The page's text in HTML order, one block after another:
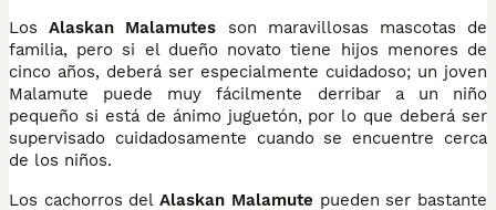
LosAlaskan Malamutes son maravillosas mascotas de
familia, pero si el dueño novato tiene hijos menores de
cinco años, deberá ser especialmente cuidadoso; un joven
Malamute puede muy fácilmente derribar a un niño
pequeño si está de ánimo juguetón, por lo que deberá ser
supervisado cuidadosamente cuando se encuentre cerca
de los niños.
Los cachorros delAlaskan Malamute pueden ser bastante